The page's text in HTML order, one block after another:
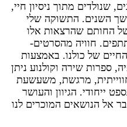
מתוך ניסיון חיי,
השנים. התשוקה שלי
החותם שהרצאות אלו
חוויה מהסרטים-
של כולנו. באמצעות
ספרות שירה וקולנוע ניתן
מרגשת, משעשעת
ייחודי. הגיוון והעושר
אל הנושאים המוכרים לנו